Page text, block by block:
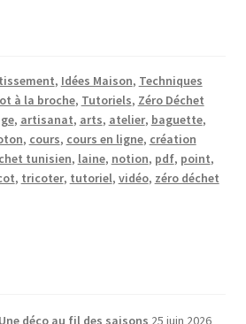
, Idées Maison, Techniques
à la broche, Tutoriels, Zéro Déchet
, artisanat, arts, atelier, baguette,
, cours, cours en ligne, création
tunisien, laine, notion, pdf, point,
, tricoter, tutoriel, vidéo, zéro déchet
déco au fil des saisons 25 juin 2026